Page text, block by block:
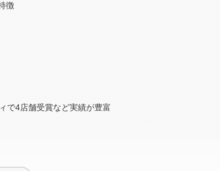
徴
で4店舗受賞など実績が豊富